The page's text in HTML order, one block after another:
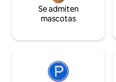
Se admiten
mascotas